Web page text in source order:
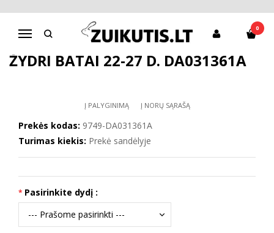
Navigacija
0
Pagrindinis
D.D.Step batai mergaitėms
Žydri batai 22-27 d. DA031361A
ŽYDRI BATAI 22-27 D. DA031361A
Į PALYGINIMĄ Į NORŲ SĄRAŠĄ
Prekės kodas: 9749-DA031361A
Turimas kiekis: Prekė sandėlyje
Pasirinkite dydį :